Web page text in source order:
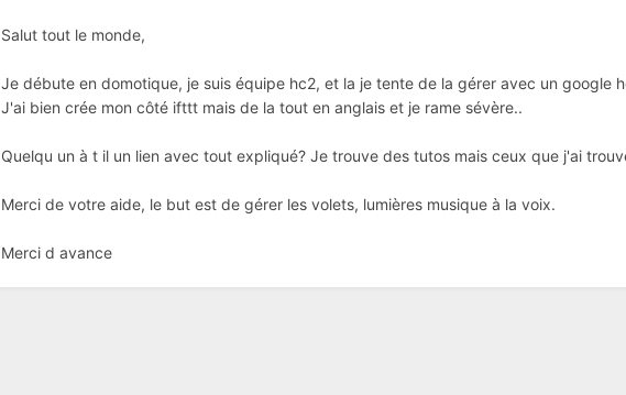
Salut tout le monde,
Je débute en domotique, je suis équipe hc2, et la je tente de la gérer avec un google
J'ai bien crée mon côté ifttt mais de la tout en anglais et je rame sévère..
Quelqu un à t il un lien avec tout expliqué? Je trouve des tutos mais ceux que j'ai
Merci de votre aide, le but est de gérer les volets, lumières musique à la voix.
Merci d avance